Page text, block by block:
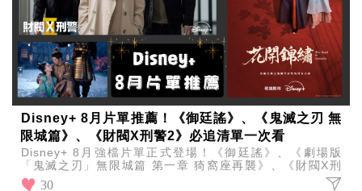
Disney+ 8月片單推薦！《御廷謠》、《鬼滅之刃 無
限城篇》、《財閥X刑警2》必追清單一次看
Disney+ 8月強檔片單正式登場！《御廷謠》、《劇場版
「鬼滅之刃」無限城篇 第一章 猗窩座再襲》、《財閥X刑
警》第二季、《青春碎片》及《花開錦繡》等人氣新作
30